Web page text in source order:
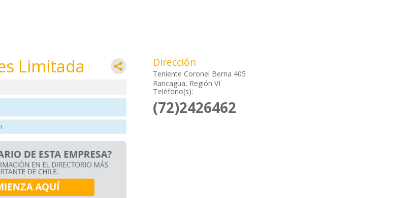
Limitada Dirección
Teniente Coronel Berna 405
Rancagua, Región VI
Teléfono(s):
(72)2426462